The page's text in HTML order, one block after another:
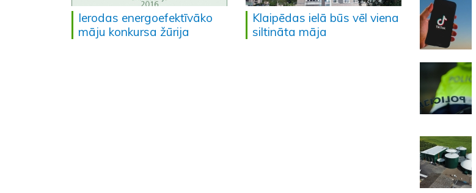
Ierodas energoefektīvāko
māju konkursa žūrija
Klaipēdas ielā būs vēl viena
siltināta māja